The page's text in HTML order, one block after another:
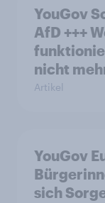
YouGov
AfD +++
nicht
Artikel
YouGov
sich